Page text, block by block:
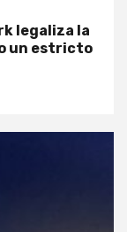
legaliza la
un estricto